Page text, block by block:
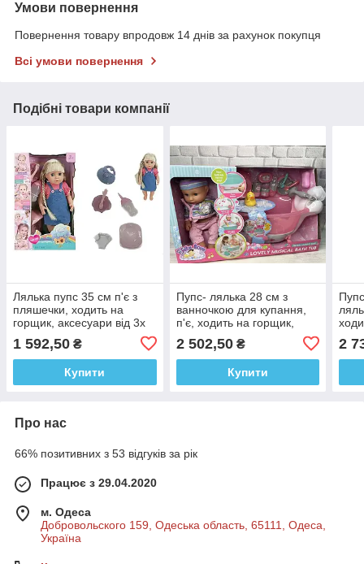
Умови повернення
Повернення товару впродовж 14 днів за рахунок покупця
Всі умови повернення
Подібні товари компанії
Лялька пупс 35 см п'є з
пляшечки, ходить на
горщик, аксесуари від 3х
1 592,50 ₴
Купити
Пупс- лялька 28 см з
ванночкою для купання,
п'є, ходить на горщик,
аксесуари. 8665
2 502,50₴
Купити
2
Про нас
66% позитивних з 53 відгуків за рік
Працює з 29.04.2020
м. Одеса
Добровольского 159, Одеська область, 65111, Одеса,
Україна